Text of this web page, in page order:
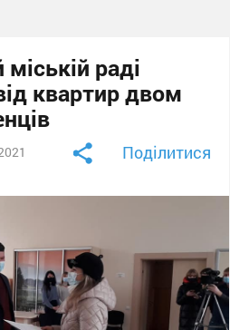
раді
квартир двом
Поділитися